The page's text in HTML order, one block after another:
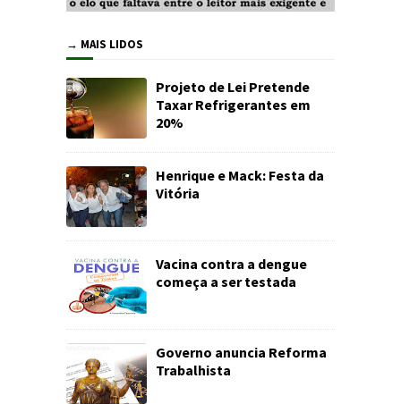
→ MAIS LIDOS
Projeto de Lei Pretende
Taxar Refrigerantes em
20%
Henrique e Mack: Festa da
Vitória
Vacina contra a dengue
começa a ser testada
Governo anuncia Reforma
Trabalhista